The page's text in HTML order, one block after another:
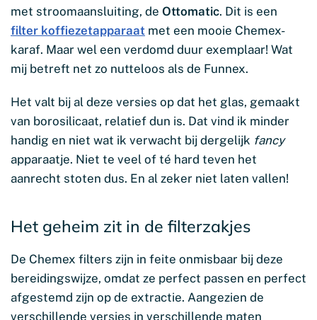
met stroomaansluiting, de Ottomatic. Dit is een
filter koffiezetapparaat met een mooie Chemex-
karaf. Maar wel een verdomd duur exemplaar! Wat
mij betreft net zo nutteloos als de Funnex.
Het valt bij al deze versies op dat het glas, gemaakt
van borosilicaat, relatief dun is. Dat vind ik minder
handig en niet wat ik verwacht bij dergelijk fancy
apparaatje. Niet te veel of té hard teven het
aanrecht stoten dus. En al zeker niet laten vallen!
Het geheim zit in de filterzakjes
De Chemex filters zijn in feite onmisbaar bij deze
bereidingswijze, omdat ze perfect passen en perfect
afgestemd zijn op de extractie. Aangezien de
verschillende versies in verschillende maten